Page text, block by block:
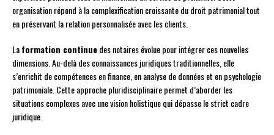
organisation répond à la complexification croissante du droit patrimonial tout
en préservant la relation personnalisée avec les clients.
Laformation continuedes notaires évolue pour intégrer ces nouvelles
dimensions. Au-delà des connaissances juridiques traditionnelles, elle
s’enrichit de compétences en finance, en analyse de données et en psychologie
patrimoniale. Cette approche pluridisciplinaire permet d’aborder les
situations complexes avec une vision holistique qui dépasse le strict cadre
juridique.